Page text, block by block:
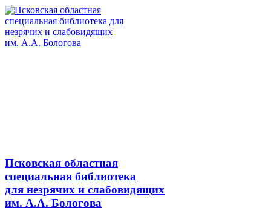
Псковская областная
специальная библиотека
для незрячих и слабовидящих
им. А.А. Бологова